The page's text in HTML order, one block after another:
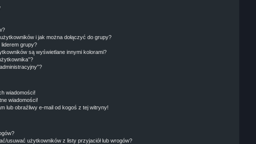
i jak można dołączyć do grupy?
grupy?
są wyświetlane innymi kolorami?
wiadomości!
wiadomości!
lub obraźliwy e-mail od kogoś z tej witryny!
usuwać użytkowników z listy przyjaciół lub wrogów?